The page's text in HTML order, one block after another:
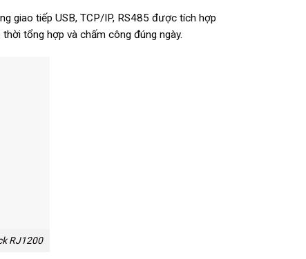
giao tiếp USB, TCP/IP, RS485 được tích hợp
tổng hợp và chấm công đúng ngày.
RJ1200